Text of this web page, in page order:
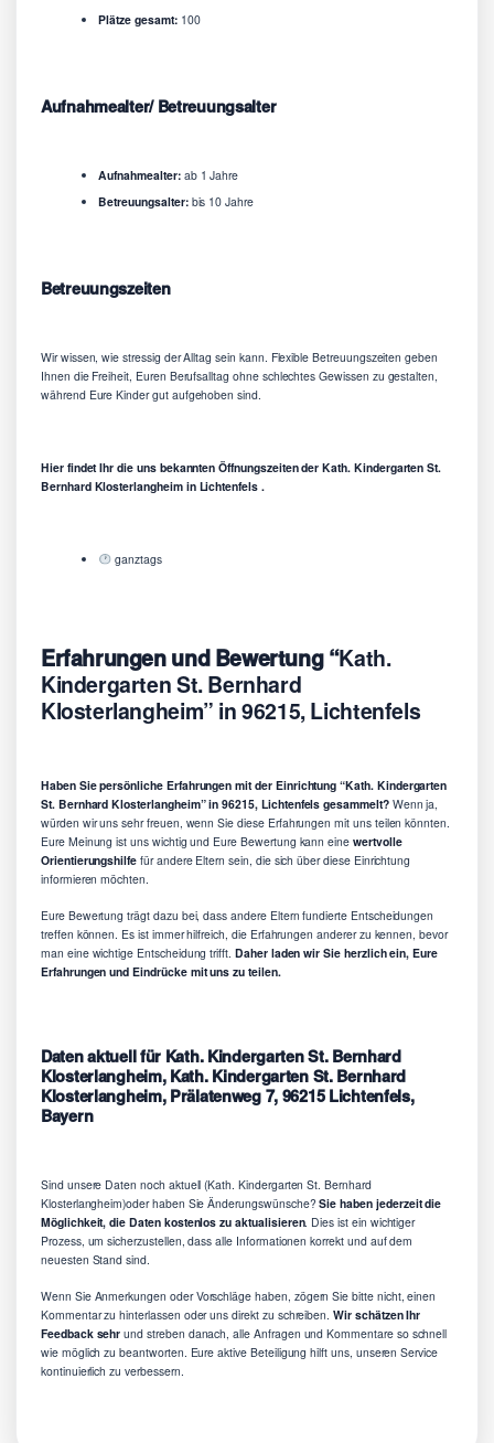
Plätze gesamt:100
Aufnahmealter/ Betreuungsalter
Aufnahmealter:ab 1 Jahre
Betreuungsalter:bis 10 Jahre
Betreuungszeiten
Wir wissen, wie stressig der Alltag sein kann. Flexible Betreuungszeiten geben
Ihnen die Freiheit, Euren Berufsalltag ohne schlechtes Gewissen zu gestalten,
während Eure Kinder gut aufgehoben sind.
Hier findet Ihr die uns bekannten Öffnungszeiten der Kath. Kindergarten St.
Bernhard Klosterlangheim in Lichtenfels .
ganztags
Erfahrungen und Bewertung “Kath.
Kindergarten St. Bernhard
Klosterlangheim” in 96215, Lichtenfels
Haben Sie persönliche Erfahrungen mit der Einrichtung “Kath. Kindergarten
St. Bernhard Klosterlangheim” in 96215, Lichtenfels gesammelt?Wenn ja,
würden wir uns sehr freuen, wenn Sie diese Erfahrungen mit uns teilen könnten.
Eure Meinung ist uns wichtig und Eure Bewertung kann eine wertvolle
Orientierungshilfe für andere Eltern sein, die sich über diese Einrichtung
informieren möchten.
Eure Bewertung trägt dazu bei, dass andere Eltern fundierte Entscheidungen
treffen können. Es ist immer hilfreich, die Erfahrungen anderer zu kennen, bevor
man eine wichtige Entscheidung trifft. Daher laden wir Sie herzlich ein, Eure
Erfahrungen und Eindrücke mit uns zu teilen.
Daten aktuell für Kath. Kindergarten St. Bernhard
Klosterlangheim, Kath. Kindergarten St. Bernhard
Klosterlangheim, Prälatenweg 7, 96215 Lichtenfels,
Bayern
Sind unsere Daten noch aktuell (Kath. Kindergarten St. Bernhard
Klosterlangheim)oder haben Sie Änderungswünsche?Sie haben jederzeit die
Möglichkeit, die Daten kostenlos zu aktualisieren. Dies ist ein wichtiger
Prozess, um sicherzustellen, dass alle Informationen korrekt und auf dem
neuesten Stand sind.
Wenn Sie Anmerkungen oder Vorschläge haben, zögern Sie bitte nicht, einen
Kommentar zu hinterlassen oder uns direkt zu schreiben.Wir schätzen Ihr
Feedback sehr und streben danach, alle Anfragen und Kommentare so schnell
wie möglich zu beantworten. Eure aktive Beteiligung hilft uns, unseren Service
kontinuierlich zu verbessern.